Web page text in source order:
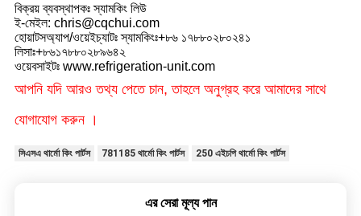
বিক্রয় ব্যবস্থাপকঃ স্যামকিং লিউ
ই-মেইল: chris@cqchui.com
হোয়াটসঅ্যাপ/ওয়েইচ্যাটঃ স্যামকিংঃ+৮৬ ১৭৮৮০২৮০২৪১
লিসাঃ+৮৬১৭৮৮০২৮৯৬৪২
ওয়েবসাইটঃ www.refrigeration-unit.com
আপনি যদি আরও তথ্য পেতে চান, তাহলে অনুগ্রহ করে আমাদের সাথে
যোগাযোগ করুন ।
সিএসএ থার্মো কিং পার্টস 781185 থার্মো কিং পার্টস 250 এইচপি থার্মো কিং পার্টস
এর সেরা মূল্য পান